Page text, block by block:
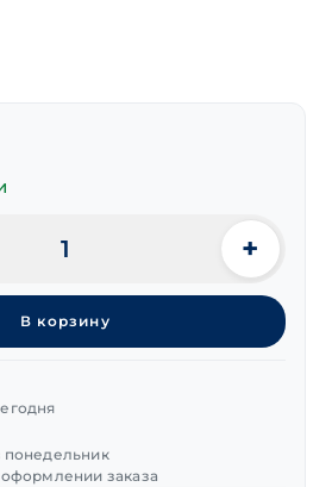
+
В корзину
понедельник
заказа